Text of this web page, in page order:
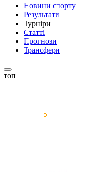
Новини спорту
Результати
Турніри
Статті
Прогнози
Трансфери
топ